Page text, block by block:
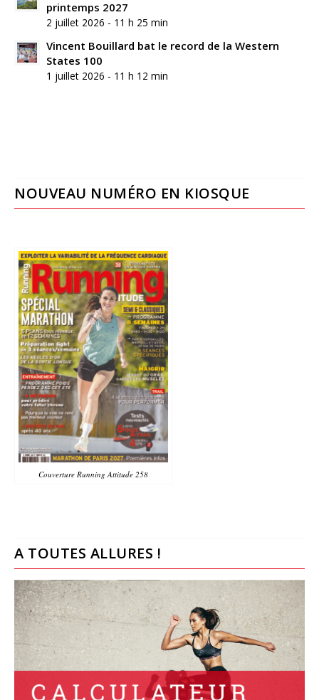
printemps 2027
2 juillet 2026 - 11 h 25 min
Vincent Bouillard bat le record de la Western
States 100
1 juillet 2026 - 11 h 12 min
NOUVEAU NUMÉRO EN KIOSQUE
Couverture Running Attitude 258
A TOUTES ALLURES !